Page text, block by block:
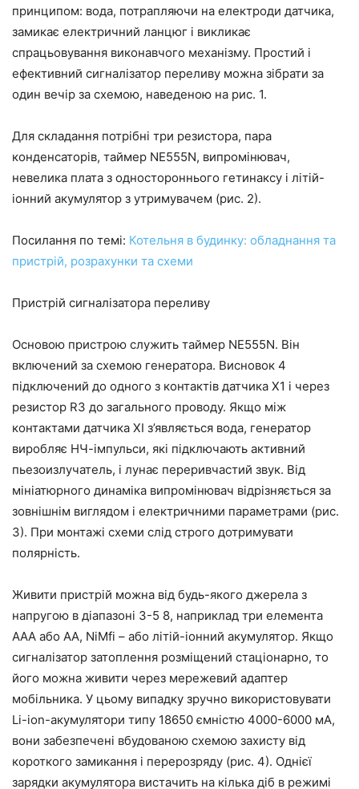
принципом: вода, потрапляючи на електроди датчика,
замикає електричний ланцюг і викликає
спрацьовування виконавчого механізму. Простий і
ефективний сигналізатор переливу можна зібрати за
один вечір за схемою, наведеною на рис. 1.
Для складання потрібні три резистора, пара
конденсаторів, таймер NE555N, випромінювач,
невелика плата з одностороннього гетинаксу і літій-
іонний акумулятор з утримувачем (рис. 2).
Посилання по темі: Котельня в будинку: обладнання та
пристрій, розрахунки та схеми
Пристрій сигналізатора переливу
Основою пристрою служить таймер NE555N. Він
включений за схемою генератора. Висновок 4
підключений до одного з контактів датчика Х1 і через
резистор R3 до загального проводу. Якщо між
контактами датчика XI з’являється вода, генератор
виробляє НЧ-імпульси, які підключають активний
пьезоизлучатель, і лунає переривчастий звук. Від
мініатюрного динаміка випромінювач відрізняється за
зовнішнім виглядом і електричними параметрами (рис.
3). При монтажі схеми слід строго дотримувати
полярність.
Живити пристрій можна від будь-якого джерела з
напругою в діапазоні 3-5 8, наприклад три елемента
AAA або АА, NiMfi – або літій-іонний акумулятор. Якщо
сигналізатор затоплення розміщений стаціонарно, то
його можна живити через мережевий адаптер
мобільника. У цьому випадку зручно використовувати
Li-ion-акумулятори типу 18650 ємністю 4000-6000 мА,
вони забезпечені вбудованою схемою захисту від
короткого замикання і перерозряду (рис. 4). Однієї
зарядки акумулятора вистачить на кілька діб в режимі